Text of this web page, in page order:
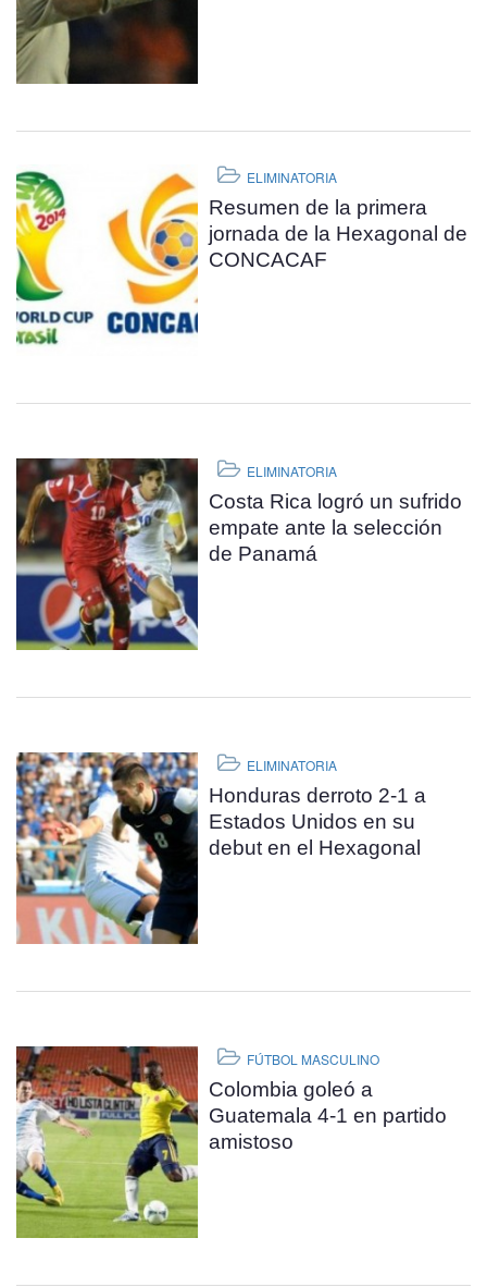
ELIMINATORIA
Resumen de la primera
jornada de la Hexagonal de
CONCACAF
ELIMINATORIA
Costa Rica logró un sufrido
empate ante la selección
de Panamá
ELIMINATORIA
Honduras derroto 2-1 a
Estados Unidos en su
debut en el Hexagonal
FÚTBOL MASCULINO
Colombia goleó a
Guatemala 4-1 en partido
amistoso